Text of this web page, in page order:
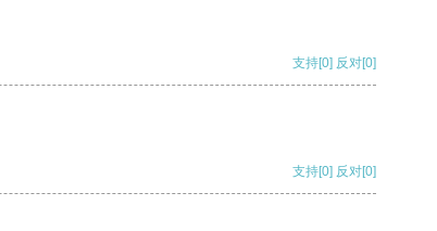
支持[0] 反对[0]
支持[0] 反对[0]